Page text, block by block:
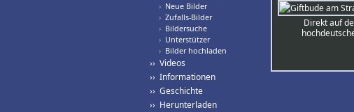
› Neue Bilder
› Zufalls-Bilder
› Bildersuche
› Unterstützer
› Bilder hochladen
›› Videos
›› Informationen
›› Geschichte
›› Herunterladen
Direkt auf